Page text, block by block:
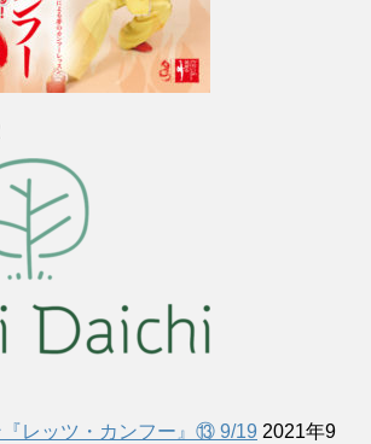
『レッツ・カンフー』⑬ 9/19 2021年9